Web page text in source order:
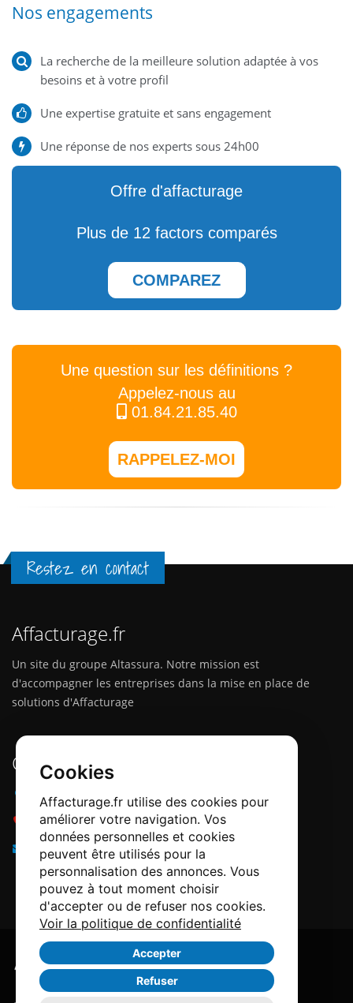
Cookies
Affacturage.fr utilise des cookies pour
améliorer votre navigation. Vos
données personnelles et cookies
peuvent être utilisés pour la
personnalisation des annonces. Vous
pouvez à tout moment choisir
d'accepter ou de refuser nos cookies.
Voir la politique de confidentialité
Accepter
Refuser
Nos engagements
La recherche de la meilleure solution adaptée à vos
besoins et à votre profil
Une expertise gratuite et sans engagement
Une réponse de nos experts sous 24h00
Offre d'affacturage
Plus de 12 factors comparés
COMPAREZ
Une question sur les définitions ?
Appelez-nous au
01.84.21.85.40
RAPPELEZ-MOI
Restez en contact
Affacturage.fr
Un site du groupe Altassura. Notre mission est
d'accompagner les entreprises dans la mise en place de
solutions d'Affacturage
Contactez-nous
Adresse :
12 Quai Papacino, 06300 Nice
Téléphone :0184218540
info@affacturage.fr